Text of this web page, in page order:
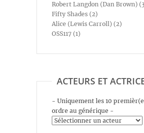
Robert Langdon (Dan Brown)
Fifty Shades (2)
Alice (Lewis Carroll) (2)
OSS117 (1)
ACTEURS ET
- Uniquement les 10
ordre au générique -